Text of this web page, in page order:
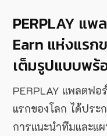
PERPLAY แ
Earn แห่งแรก
เต็มรูปแบบพ
PERPLAY แพลตฟอ
แรกของโลก ได้ประ
การแนะนำทีมและแ